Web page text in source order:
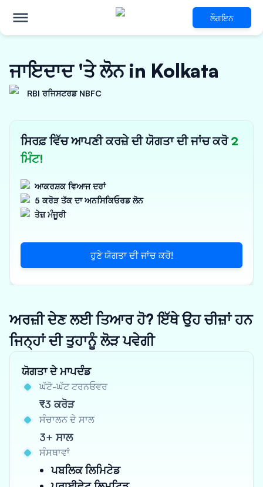
ਲੌਗਇਨ
ਜਾਇਦਾਦ 'ਤੇ ਲੋਨ in Kolkata
RBI ਰਜਿਸਟਰਡ NBFC
ਸਿਰਫ਼ ਵਿੱਚ ਆਪਣੀ ਕਰਜ਼ੇ ਦੀ ਯੋਗਤਾ ਦੀ ਜਾਂਚ ਕਰੋ2
ਮਿੰਟ!
ਆਕਰਸ਼ਕ ਵਿਆਜ ਦਰਾਂ
5 ਕਰੋੜ ਤੱਕ ਦਾ ਅਨਸਿਕਿਓਰਡ ਲੋਨ
ਤੇਜ਼ ਮੰਜੂਰੀ
ਹੁਣੇ ਯੋਗਤਾ ਦੀ ਜਾਂਚ ਕਰੋ!
ਅਰਜ਼ੀ ਦੇਣ ਲਈ ਤਿਆਰ ਹੋ? ਇੱਥੇ ਉਹ ਚੀਜ਼ਾਂ ਹਨ
ਜਿਨ੍ਹਾਂ ਦੀ ਤੁਹਾਨੂੰ ਲੋੜ ਪਵੇਗੀ
ਯੋਗਤਾ ਦੇ ਮਾਪਦੰਡ
ਘੱਟੋ-ਘੱਟ ਟਰਨਓਵਰ
₹3 ਕਰੋੜ
ਸੰਚਾਲਨ ਦੇ ਸਾਲ
3+ ਸਾਲ
ਸੰਸਥਾਵਾਂ
ਪਬਲਿਕ ਲਿਮਿਟੇਡ